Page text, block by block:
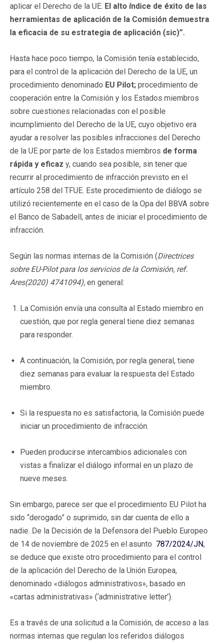
aplicar el Derecho de la UE. El alto índice de éxito de las
herramientas de aplicación de la Comisión demuestra
la eficacia de su estrategia de aplicación (sic)”.
Hasta hace poco tiempo, la Comisión tenía establecido,
para el control de la aplicación del Derecho de la UE, un
procedimiento denominado EU Pilot; procedimiento de
cooperación entre la Comisión y los Estados miembros
sobre cuestiones relacionadas con el posible
incumplimiento del Derecho de la UE, cuyo objetivo era
ayudar a resolver las posibles infracciones del Derecho
de la UE por parte de los Estados miembros de forma
rápida y eficaz y, cuando sea posible, sin tener que
recurrir al procedimiento de infracción previsto en el
artículo 258 del TFUE. Este procedimiento de diálogo se
utilizó recientemente en el caso de la Opa del BBVA sobre
el Banco de Sabadell, antes de iniciar el procedimiento de
infracción.
Según las normas internas de la Comisión (Directrices
sobre EU-Pilot para los servicios de la Comisión, ref.
Ares(2020) 4741094), en general:
La Comisión envía una consulta al Estado miembro en
cuestión, que por regla general tiene diez semanas
para responder.
A continuación, la Comisión, por regla general, tiene
diez semanas para evaluar la respuesta del Estado
miembro.
Si la respuesta no es satisfactoria, la Comisión puede
iniciar un procedimiento de infracción.
Pueden producirse intercambios adicionales con
vistas a finalizar el diálogo informal en un plazo de
nueve meses.
Sin embargo, parece ser que el procedimiento EU Pilot ha
sido “derogado” o suprimido, sin dar cuenta de ello a
nadie. De la Decisión de la Defensora del Pueblo Europeo
de 14 de noviembre de 2025 en el asunto 787/2024/JN,
se deduce que existe otro procedimiento para el control
de la aplicación del Derecho de la Unión Europea,
denominado «diálogos administrativos», basado en
«cartas administrativas» (‘administrative letter’).
Es a través de una solicitud a la Comisión, de acceso a las
normas internas que regulan los referidos diálogos